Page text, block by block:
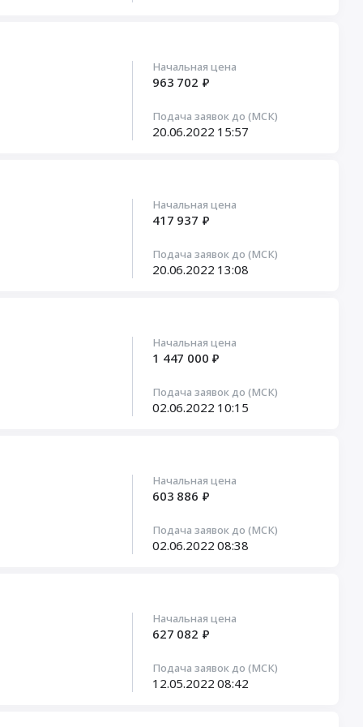
Начальная цена
963 702 ₽
Подача заявок до (МСК)
20.06.2022 15:57
Начальная цена
417 937 ₽
Подача заявок до (МСК)
20.06.2022 13:08
Начальная цена
1 447 000 ₽
Подача заявок до (МСК)
02.06.2022 10:15
Начальная цена
603 886 ₽
Подача заявок до (МСК)
02.06.2022 08:38
Начальная цена
627 082 ₽
Подача заявок до (МСК)
12.05.2022 08:42